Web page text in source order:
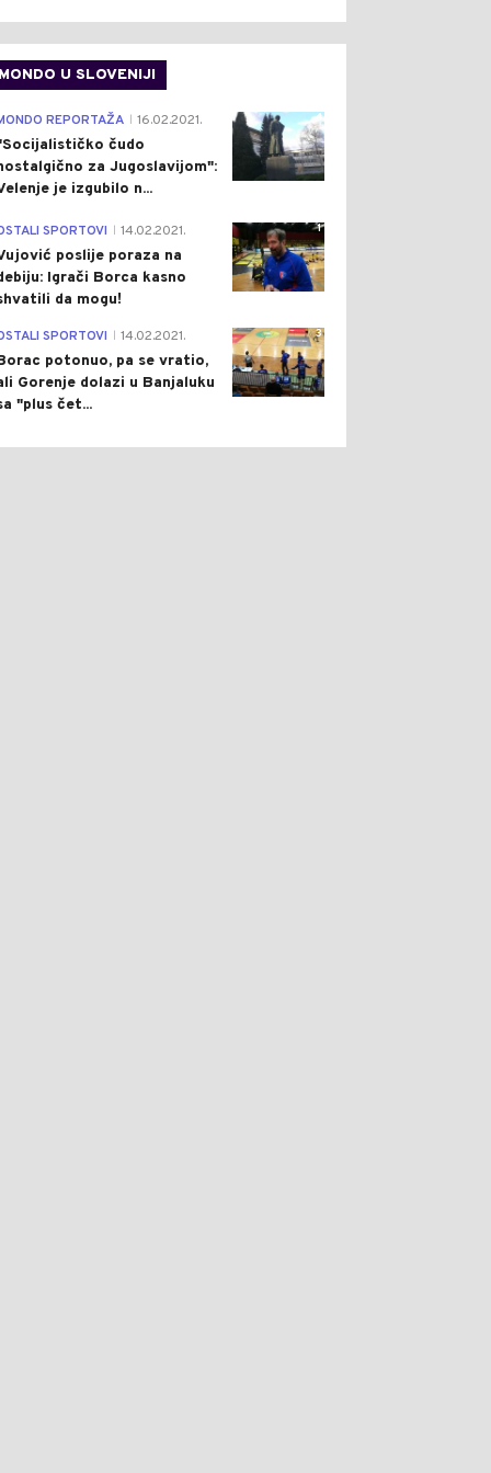
MONDO U SLOVENIJI
4
REPORTAŽA 16.02.2021.
čudo
za Jugoslavijom":
je izgubilo n...
1
SPORTOVI 14.02.2021.
poslije poraza na
Igrači Borca kasno
da mogu!
3
SPORTOVI 14.02.2021.
potonuo, pa se vratio,
Gorenje dolazi u Banjaluku
"plus čet...